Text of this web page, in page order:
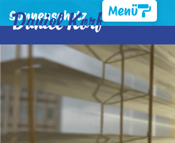
Menü
Sonnenschutz